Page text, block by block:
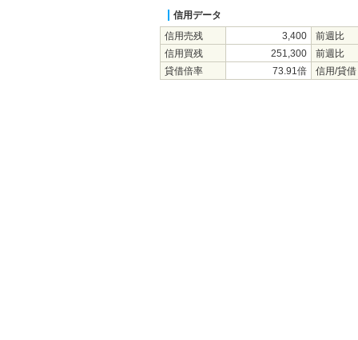
信用データ
信用売残
3,400
前週比
信用買残
251,300
前週比
貸借倍率
73.91倍 信用/貸借